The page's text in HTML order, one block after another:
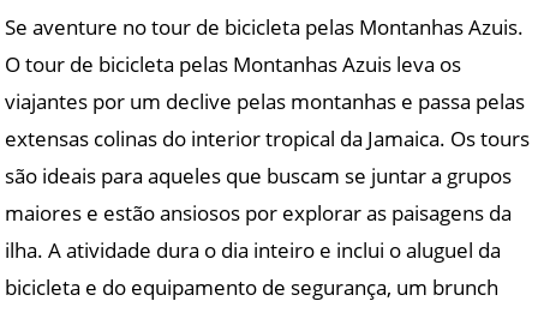
Se aventure no tour de bicicleta pelas Montanhas Azuis.
O tour de bicicleta pelas Montanhas Azuis leva os
viajantes por um declive pelas montanhas e passa pelas
extensas colinas do interior tropical da Jamaica. Os tours
são ideais para aqueles que buscam se juntar a grupos
maiores e estão ansiosos por explorar as paisagens da
ilha. A atividade dura o dia inteiro e inclui o aluguel da
bicicleta e do equipamento de segurança, um brunch